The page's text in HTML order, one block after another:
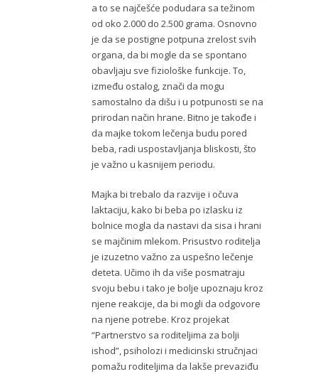
a to se najčešće podudara sa težinom
od oko 2.000 do 2.500 grama. Osnovno
je da se postigne potpuna zrelost svih
organa, da bi mogle da se spontano
obavljaju sve fiziološke funkcije. To,
između ostalog, znači da mogu
samostalno da dišu i u potpunosti se na
prirodan način hrane. Bitno je takođe i
da majke tokom lečenja budu pored
beba, radi uspostavljanja bliskosti, što
je važno u kasnijem periodu.
Majka bi trebalo da razvije i očuva
laktaciju, kako bi beba po izlasku iz
bolnice mogla da nastavi da sisa i hrani
se majčinim mlekom. Prisustvo roditelja
je izuzetno važno za uspešno lečenje
deteta. Učimo ih da više posmatraju
svoju bebu i tako je bolje upoznaju kroz
njene reakcije, da bi mogli da odgovore
na njene potrebe. Kroz projekat
“Partnerstvo sa roditeljima za bolji
ishod”, psiholozi i medicinski stručnjaci
pomažu roditeljima da lakše prevaziđu